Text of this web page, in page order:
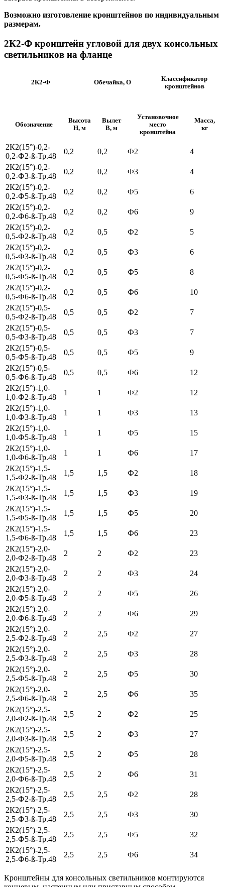
Возможно изготовление кронштейнов по индивидуальным
размерам.
2К2-Ф кронштейн угловой для двух консольных
светильников на фланце
2К2-Ф Обечайка, О
Классификатор
кронштейнов
Обозначение
Высота
H, м
Вылет
B, м
Установочное
место
кронштейна
Масса,
кг
2К2(15°)-0,2-
0,2-Ф2-ß-Тр.48
0,2 0,2 Ф2
4
2К2(15°)-0,2-
0,2-Ф3-ß-Тр.48
0,2 0,2 Ф3
4
2К2(15°)-0,2-
0,2-Ф5-ß-Тр.48
0,2 0,2 Ф5
6
2К2(15°)-0,2-
0,2-Ф6-ß-Тр.48
0,2 0,2 Ф6
9
2К2(15°)-0,2-
0,5-Ф2-ß-Тр.48
0,2 0,5 Ф2
5
2К2(15°)-0,2-
0,5-Ф3-ß-Тр.48
0,2 0,5 Ф3
6
2К2(15°)-0,2-
0,5-Ф5-ß-Тр.48
0,2 0,5 Ф5
8
2К2(15°)-0,2-
0,5-Ф6-ß-Тр.48
0,2 0,5 Ф6
10
2К2(15°)-0,5-
0,5-Ф2-ß-Тр.48
0,5 0,5 Ф2
7
2К2(15°)-0,5-
0,5-Ф3-ß-Тр.48
0,5 0,5 Ф3
7
2К2(15°)-0,5-
0,5-Ф5-ß-Тр.48
0,5 0,5 Ф5
9
2К2(15°)-0,5-
0,5-Ф6-ß-Тр.48
0,5 0,5 Ф6
12
2К2(15°)-1,0-
1,0-Ф2-ß-Тр.48
1 1 Ф2
12
2К2(15°)-1,0-
1,0-Ф3-ß-Тр.48
1 1 Ф3
13
2К2(15°)-1,0-
1,0-Ф5-ß-Тр.48
1 1 Ф5
15
2К2(15°)-1,0-
1,0-Ф6-ß-Тр.48
1 1 Ф6
17
2К2(15°)-1,5-
1,5-Ф2-ß-Тр.48
1,5 1,5 Ф2
18
2К2(15°)-1,5-
1,5-Ф3-ß-Тр.48
1,5 1,5 Ф3
19
2К2(15°)-1,5-
1,5-Ф5-ß-Тр.48
1,5 1,5 Ф5
20
2К2(15°)-1,5-
1,5-Ф6-ß-Тр.48
1,5 1,5 Ф6
23
2К2(15°)-2,0-
2,0-Ф2-ß-Тр.48
2 2 Ф2
23
2К2(15°)-2,0-
2,0-Ф3-ß-Тр.48
2 2 Ф3
24
2К2(15°)-2,0-
2,0-Ф5-ß-Тр.48
2 2 Ф5
26
2К2(15°)-2,0-
2,0-Ф6-ß-Тр.48
2 2 Ф6
29
2К2(15°)-2,0-
2,5-Ф2-ß-Тр.48
2 2,5 Ф2
27
2К2(15°)-2,0-
2,5-Ф3-ß-Тр.48
2 2,5 Ф3
28
2К2(15°)-2,0-
2,5-Ф5-ß-Тр.48
2 2,5 Ф5
30
2К2(15°)-2,0-
2,5-Ф6-ß-Тр.48
2 2,5 Ф6
35
2К2(15°)-2,5-
2,0-Ф2-ß-Тр.48
2,5 2 Ф2
25
2К2(15°)-2,5-
2,0-Ф3-ß-Тр.48
2,5 2 Ф3
27
2К2(15°)-2,5-
2,0-Ф5-ß-Тр.48
2,5 2 Ф5
28
2К2(15°)-2,5-
2,0-Ф6-ß-Тр.48
2,5 2 Ф6
31
2К2(15°)-2,5-
2,5-Ф2-ß-Тр.48
2,5 2,5 Ф2
28
2К2(15°)-2,5-
2,5-Ф3-ß-Тр.48
2,5 2,5 Ф3
30
2К2(15°)-2,5-
2,5-Ф5-ß-Тр.48
2,5 2,5 Ф5
32
2К2(15°)-2,5-
2,5-Ф6-ß-Тр.48
2,5 2,5 Ф6 34
Кронштейны для консольных светильников монтируются